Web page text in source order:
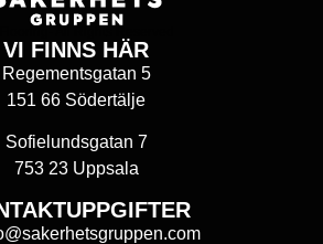
VI FINNS HÄR
Regementsgatan 5
151 66 Södertälje
Sofielundsgatan 7
753 23 Uppsala